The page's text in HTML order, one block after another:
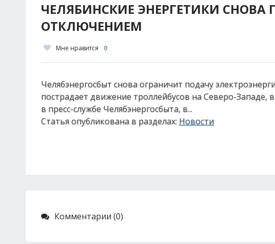
ЧЕЛЯБИНСКИЕ ЭНЕРГЕТИКИ СНОВА
ОТКЛЮЧЕНИЕМ
Мне нравится 0
Челябэнергосбыт снова ограничит подачу
пострадает движение троллейбусов на Северо-
в пресс-службе Челябэнергосбыта, в...
Статья опубликована в разделах: Новости
Комментарии (0)